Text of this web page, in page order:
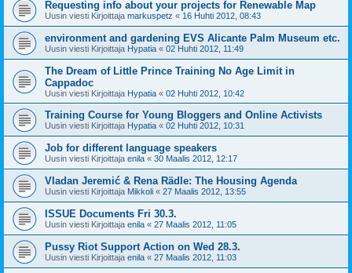
Requesting info about your projects for Renewable Map
Uusin viesti Kirjoittaja markuspetz « 16 Huhti 2012, 08:43
environment and gardening EVS Alicante Palm Museum etc.
Uusin viesti Kirjoittaja Hypatia « 02 Huhti 2012, 11:49
The Dream of Little Prince Training No Age Limit in
Cappadoc
Uusin viesti Kirjoittaja Hypatia « 02 Huhti 2012, 10:42
Training Course for Young Bloggers and Online Activists
Uusin viesti Kirjoittaja Hypatia « 02 Huhti 2012, 10:31
Job for different language speakers
Uusin viesti Kirjoittaja enila « 30 Maalis 2012, 12:17
Vladan Jeremić & Rena Rädle: The Housing Agenda
Uusin viesti Kirjoittaja Mikkoli « 27 Maalis 2012, 13:55
ISSUE Documents Fri 30.3.
Uusin viesti Kirjoittaja enila « 27 Maalis 2012, 11:05
Pussy Riot Support Action on Wed 28.3.
Uusin viesti Kirjoittaja enila « 27 Maalis 2012, 11:03